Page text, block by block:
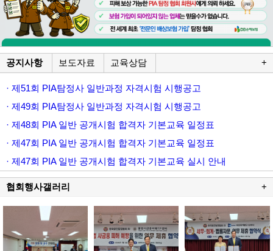
공지사항 보도자료 교육상담 +
· 제51회 PIA탐정사 일반과정 자격시험 시행공고
· 제49회 PIA탐정사 일반과정 자격시험 시행공고
· 제48회 PIA 일반 공개시험 합격자 기본교육 일정표
· 제47회 PIA 일반 공개시험 합격자 기본교육 일정표
· 제47회 PIA 일반 공개시험 합격자 기본교육 실시 안내
협회행사갤러리 +